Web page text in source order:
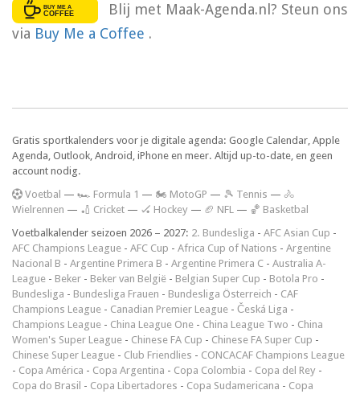
Blij met Maak-Agenda.nl? Steun ons
via Buy Me a Coffee .
Gratis sportkalenders voor je digitale agenda: Google Calendar, Apple
Agenda, Outlook, Android, iPhone en meer. Altijd up-to-date, en geen
account nodig.
Voetbal — 🏎️ Formula 1 — 🏍 MotoGP — 🎾 Tennis — 🚴
Wielrennen — 🏏 Cricket — 🏑 Hockey — 🏈 NFL — 🏀 Basketbal
Voetbalkalender seizoen 2026 – 2027: 2. Bundesliga - AFC Asian Cup -
AFC Champions League - AFC Cup - Africa Cup of Nations - Argentine
Nacional B - Argentine Primera B - Argentine Primera C - Australia A-
League - Beker - Beker van België - Belgian Super Cup - Botola Pro -
Bundesliga - Bundesliga Frauen - Bundesliga Österreich - CAF
Champions League - Canadian Premier League - Česká Liga -
Champions League - China League One - China League Two - China
Women's Super League - Chinese FA Cup - Chinese FA Super Cup -
Chinese Super League - Club Friendlies - CONCACAF Champions League
- Copa América - Copa Argentina - Copa Colombia - Copa del Rey -
Copa do Brasil - Copa Libertadores - Copa Sudamericana - Copa